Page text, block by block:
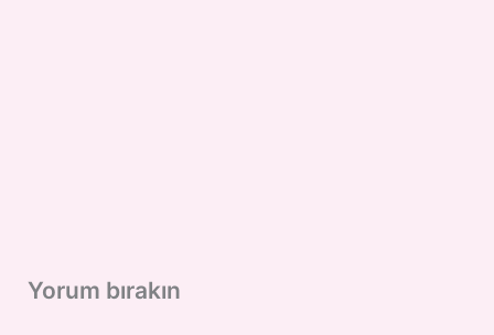
Yorum bırakın